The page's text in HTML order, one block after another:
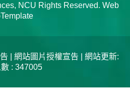
NCU Rights Reserved. Web
網站圖片授權宣告 | 網站更新:
: 347005